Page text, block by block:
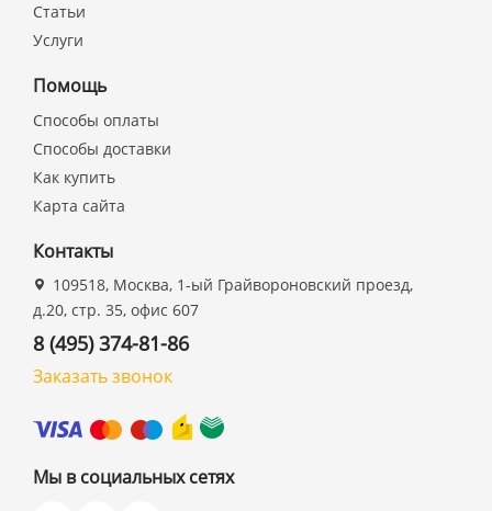
Статьи
Услуги
Помощь
Способы оплаты
Способы доставки
Как купить
Карта сайта
Контакты
109518, Москва, 1-ый Грайвороновский проезд,
д.20, стр. 35, офис 607
8 (495) 374-81-86
Заказать звонок
Мы в социальных сетях